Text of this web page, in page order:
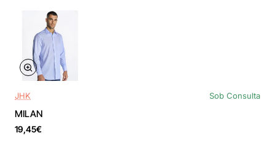
JHK Sob Consulta
MILAN
19,45€